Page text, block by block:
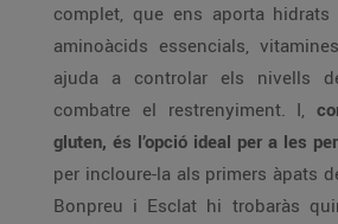
complet, que ens aporta hidrats
aminoàcids essencials,
ajuda a controlar els nivells
combatre el restrenyiment. I,
gluten, és l’opció ideal per a les
per incloure-la als primers àpats
Bonpreu i Esclat hi trobaràs